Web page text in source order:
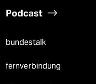
Podcast
bundestalk
fernverbindung